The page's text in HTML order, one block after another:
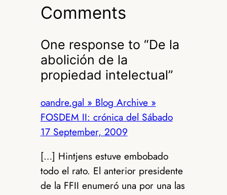
Comments
One response to “De la
abolición de la
propiedad intelectual”
oandre.gal » Blog Archive »
FOSDEM II: crónica del Sábado
17 September, 2009
[…] Hintjens estuve embobado
todo el rato. El anterior presidente
de la FFII enumeró una por una las